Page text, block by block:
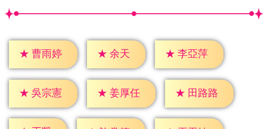
★ 曹雨婷 ★ 余天 ★ 李亞萍
★ 吳宗憲 ★ 姜厚任 ★ 田路路